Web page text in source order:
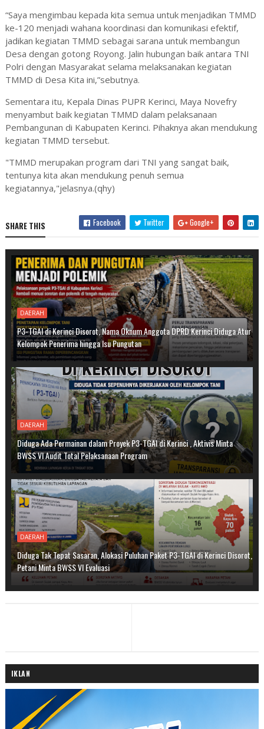
“Saya mengimbau kepada kita semua untuk menjadikan TMMD
ke-120 menjadi wahana koordinasi dan komunikasi efektif,
jadikan kegiatan TMMD sebagai sarana untuk membangun
Desa dengan gotong Royong. Jalin hubungan baik antara TNI
Polri dengan Masyarakat selama melaksanakan kegiatan
TMMD di Desa Kita ini,”sebutnya.
Sementara itu, Kepala Dinas PUPR Kerinci, Maya Novefry
menyambut baik kegiatan TMMD dalam pelaksanaan
Pembangunan di Kabupaten Kerinci. Pihaknya akan mendukung
kegiatan TMMD tersebut.
"TMMD merupakan program dari TNI yang sangat baik,
tentunya kita akan mendukung penuh semua
kegiatannya,"jelasnya.(qhy)
SHARE THIS Facebook Twitter Google+
DAERAH
P3-TGAI di Kerinci Disorot, Nama Oknum Anggota DPRD Kerinci Diduga Atur
Kelompok Penerima hingga Isu Pungutan
DAERAH
Diduga Ada Permainan dalam Proyek P3-TGAI di Kerinci , Aktivis Minta
BWSS VI Audit Total Pelaksanaan Program
DAERAH
Diduga Tak Tepat Sasaran, Alokasi Puluhan Paket P3-TGAI di Kerinci Disorot,
Petani Minta BWSS VI Evaluasi
IKLAN